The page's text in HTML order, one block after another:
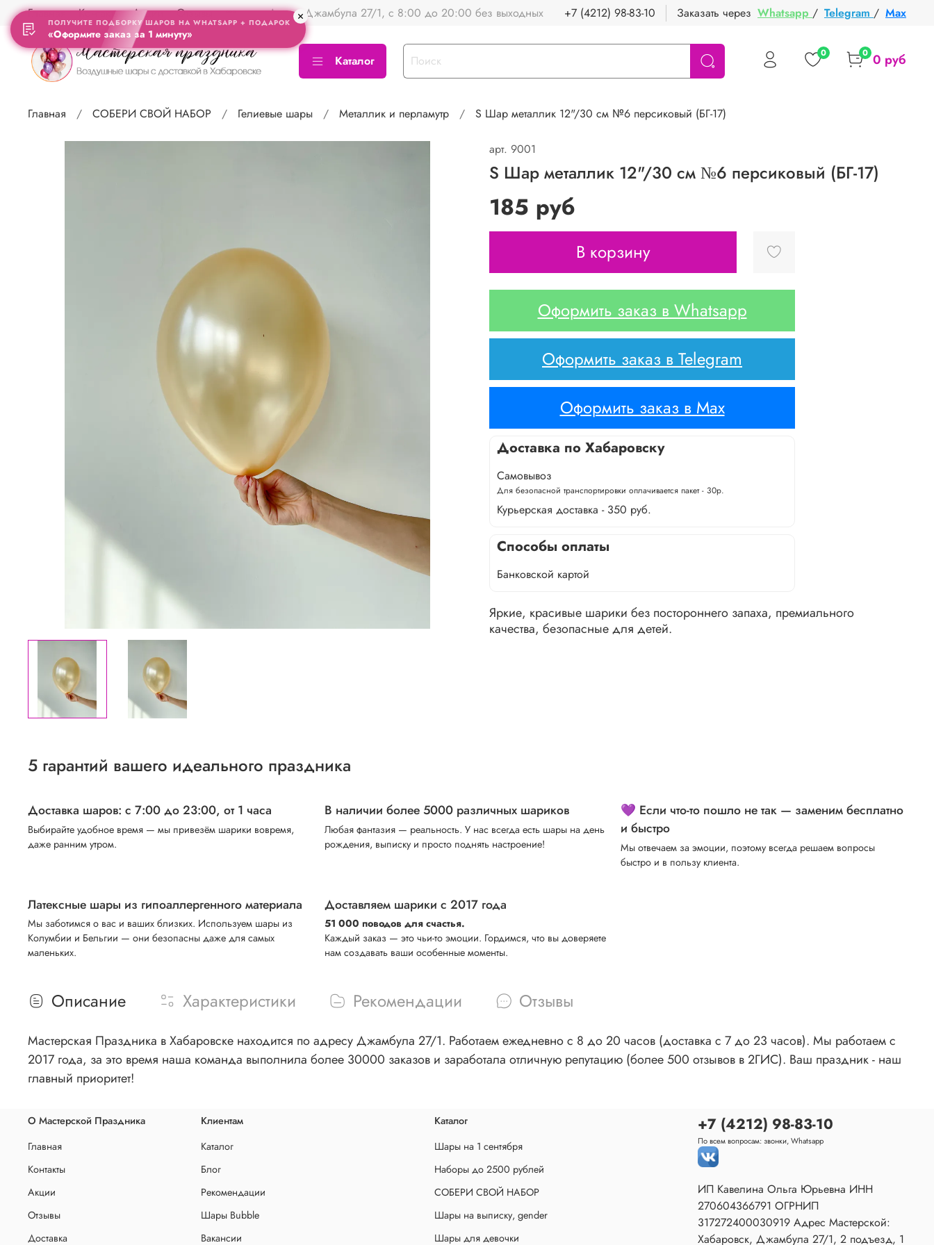
Главная Контакты Акции Отзывы Адрес Джамбула 27/1, с 8:00 до 20:00 без выходных +7 (4212) 98-83-10 Заказать через Whatsapp / Telegram / Max
Каталог 0 0 0 руб
Главная СОБЕРИ СВОЙ НАБОР Гелиевые шары Металлик и перламутр S Шар металлик 12"/30 см №6 персиковый (БГ-17)
арт. 9001
S Шар металлик 12"/30 см №6 персиковый (БГ-17)
185 руб
В корзину
Оформить заказ в Whatsapp
Оформить заказ в Telegram
Оформить заказ в Max
Доставка по Хабаровску
Самовывоз
Для безопасной транспортировки оплачивается пакет - 30р.
Курьерская доставка - 350 руб.
Способы оплаты
Банковской картой
Яркие, красивые шарики без постороннего запаха, премиального
качества, безопасные для детей.
5 гарантий вашего идеального праздника
Доставка шаров: с 7:00 до 23:00, от 1 часа
Выбирайте удобное время — мы привезём шарики вовремя,
даже ранним утром.
В наличии более 5000 различных шариков
Любая фантазия — реальность. У нас всегда есть шары на день
рождения, выписку и просто поднять настроение!
💜 Если что-то пошло не так — заменим бесплатно
и быстро
Мы отвечаем за эмоции, поэтому всегда решаем вопросы
быстро и в пользу клиента.
Латексные шары из гипоаллергенного материала
Мы заботимся о вас и ваших близких. Используем шары из
Колумбии и Бельгии — они безопасны даже для самых
маленьких.
Доставляем шарики с 2017 года
51 000 поводов для счастья.
Каждый заказ — это чьи-то эмоции. Гордимся, что вы доверяете
нам создавать ваши особенные моменты.
Описание Характеристики Рекомендации Отзывы
Мастерская Праздника в Хабаровске находится по адресу Джамбула 27/1. Работаем ежедневно с 8 до 20 часов (доставка с 7 до 23 часов). Мы работаем с
2017 года, за это время наша команда выполнила более 30000 заказов и заработала отличную репутацию (более 500 отзывов в 2ГИС). Ваш праздник - наш
главный приоритет!
О Мастерской Праздника
Главная
Контакты
Акции
Отзывы
Доставка
Клиентам
Каталог
Блог
Рекомендации
Шары Bubble
Вакансии
Каталог
Шары на 1 сентября
Наборы до 2500 рублей
СОБЕРИ СВОЙ НАБОР
Шары на выписку, gender
Шары для девочки
+7 (4212) 98-83-10
По всем вопросам: звонки, Whatsapp
ИП Кавелина Ольга Юрьевна ИНН
270604366791 ОГРНИП
317272400030919 Адрес Мастерской:
Хабаровск, Джамбула 27/1, 2 подъезд, 1
ПОЛУЧИТЕ ПОДБОРКУ ШАРОВ НА WHATSAPP + ПОДАРОК
«Оформите заказ за 1 минуту»